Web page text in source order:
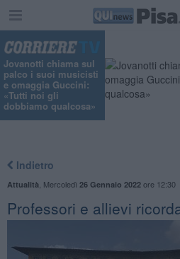
Jovanotti chiama sul
palco i suoi musicisti
e omaggia Guccini:
«Tutti noi gli
dobbiamo qualcosa»
Indietro
Attualità Mercoledì 26 Gennaio 2022ore 12:30
Professori e allievi